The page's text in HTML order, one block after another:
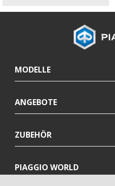
MODELLE
ANGEBOTE
ZUBEHÖR
PIAGGIO WORLD